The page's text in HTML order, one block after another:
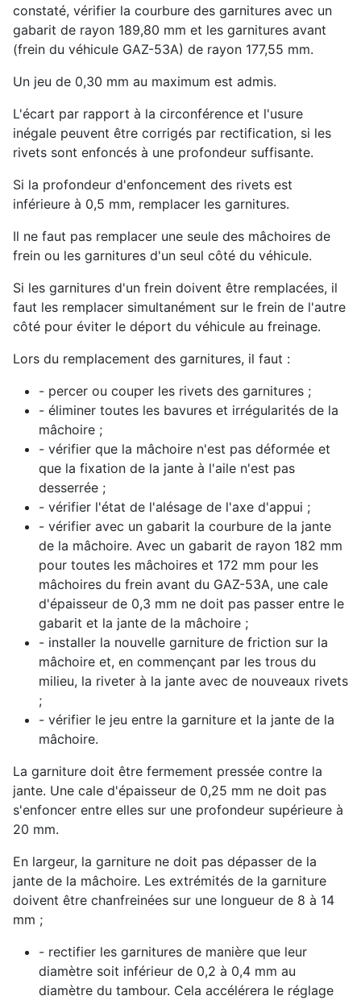
constaté, vérifier la courbure des garnitures avec un
gabarit de rayon 189,80 mm et les garnitures avant
(frein du véhicule GAZ-53A) de rayon 177,55 mm.
Un jeu de 0,30 mm au maximum est admis.
L'écart par rapport à la circonférence et l'usure
inégale peuvent être corrigés par rectification, si les
rivets sont enfoncés à une profondeur suffisante.
Si la profondeur d'enfoncement des rivets est
inférieure à 0,5 mm, remplacer les garnitures.
Il ne faut pas remplacer une seule des mâchoires de
frein ou les garnitures d'un seul côté du véhicule.
Si les garnitures d'un frein doivent être remplacées, il
faut les remplacer simultanément sur le frein de l'autre
côté pour éviter le déport du véhicule au freinage.
Lors du remplacement des garnitures, il faut :
- percer ou couper les rivets des garnitures ;
- éliminer toutes les bavures et irrégularités de la
mâchoire ;
- vérifier que la mâchoire n'est pas déformée et
que la fixation de la jante à l'aile n'est pas
desserrée ;
- vérifier l'état de l'alésage de l'axe d'appui ;
- vérifier avec un gabarit la courbure de la jante
de la mâchoire. Avec un gabarit de rayon 182 mm
pour toutes les mâchoires et 172 mm pour les
mâchoires du frein avant du GAZ-53A, une cale
d'épaisseur de 0,3 mm ne doit pas passer entre le
gabarit et la jante de la mâchoire ;
- installer la nouvelle garniture de friction sur la
mâchoire et, en commençant par les trous du
milieu, la riveter à la jante avec de nouveaux rivets
;
- vérifier le jeu entre la garniture et la jante de la
mâchoire.
La garniture doit être fermement pressée contre la
jante. Une cale d'épaisseur de 0,25 mm ne doit pas
s'enfoncer entre elles sur une profondeur supérieure à
20 mm.
En largeur, la garniture ne doit pas dépasser de la
jante de la mâchoire. Les extrémités de la garniture
doivent être chanfreinées sur une longueur de 8 à 14
mm ;
- rectifier les garnitures de manière que leur
diamètre soit inférieur de 0,2 à 0,4 mm au
diamètre du tambour. Cela accélérera le réglage